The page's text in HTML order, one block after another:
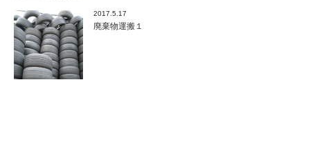
2017.5.17
廃棄物運搬１